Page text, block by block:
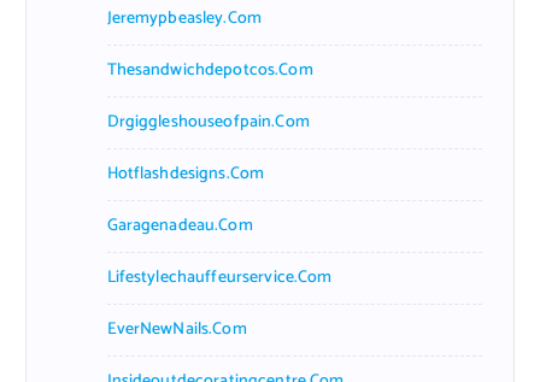
Jeremypbeasley.com
Thesandwichdepotcos.com
Drgiggleshouseofpain.com
Hotflashdesigns.com
Garagenadeau.com
Lifestylechauffeurservice.com
EverNewNails.com